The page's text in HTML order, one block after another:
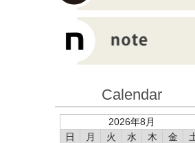
Calendar
2026年8月
日
月 火 水 木 金